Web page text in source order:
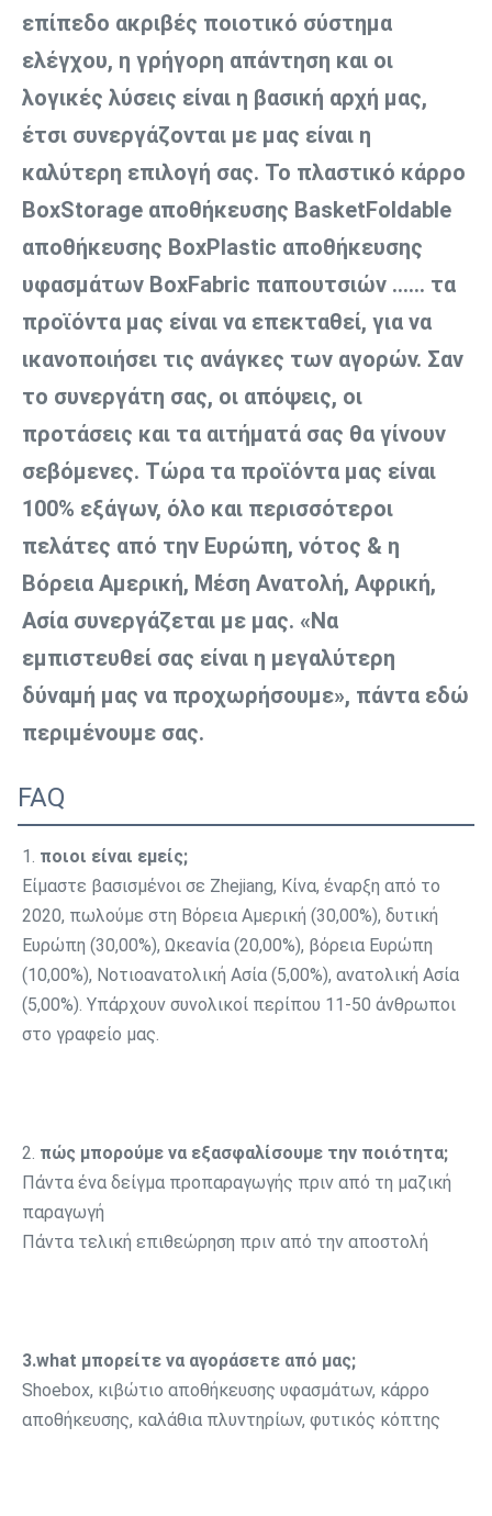
επίπεδο ακριβές ποιοτικό σύστημα
ελέγχου, η γρήγορη απάντηση και οι
λογικές λύσεις είναι η βασική αρχή μας,
έτσι συνεργάζονται με μας είναι η
καλύτερη επιλογή σας. Το πλαστικό κάρρο
BoxStorage αποθήκευσης BasketFoldable
αποθήκευσης BoxPlastic αποθήκευσης
υφασμάτων BoxFabric παπουτσιών ...... τα
προϊόντα μας είναι να επεκταθεί, για να
ικανοποιήσει τις ανάγκες των αγορών. Σαν
το συνεργάτη σας, οι απόψεις, οι
προτάσεις και τα αιτήματά σας θα γίνουν
σεβόμενες. Τώρα τα προϊόντα μας είναι
100% εξάγων, όλο και περισσότεροι
πελάτες από την Ευρώπη, νότος & η
Βόρεια Αμερική, Μέση Ανατολή, Αφρική,
Ασία συνεργάζεται με μας. «Να
εμπιστευθεί σας είναι η μεγαλύτερη
δύναμή μας να προχωρήσουμε», πάντα εδώ
περιμένουμε σας.
FAQ
1. ποιοι είναι εμείς;
Είμαστε βασισμένοι σε Zhejiang, Κίνα, έναρξη από το
2020, πωλούμε στη Βόρεια Αμερική (30,00%), δυτική
Ευρώπη (30,00%), Ωκεανία (20,00%), βόρεια Ευρώπη
(10,00%), Νοτιοανατολική Ασία (5,00%), ανατολική Ασία
(5,00%). Υπάρχουν συνολικοί περίπου 11-50 άνθρωποι
στο γραφείο μας.
2. πώς μπορούμε να εξασφαλίσουμε την ποιότητα;
Πάντα ένα δείγμα προπαραγωγής πριν από τη μαζική
παραγωγή
Πάντα τελική επιθεώρηση πριν από την αποστολή
3.what μπορείτε να αγοράσετε από μας;
Shoebox, κιβώτιο αποθήκευσης υφασμάτων, κάρρο
αποθήκευσης, καλάθια πλυντηρίων, φυτικός κόπτης